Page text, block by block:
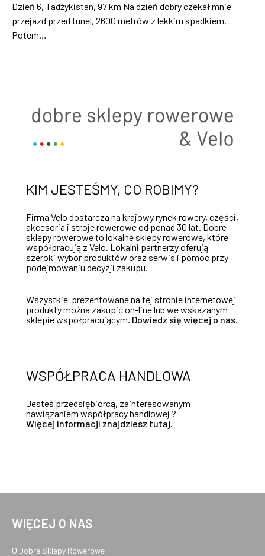
Dzień 6, Tadżykistan, 97 km Na dzień dobry czekał mnie
przejazd przed tunel, 2600 metrów z lekkim spadkiem.
Potem…
KIM JESTEŚMY, CO ROBIMY?
Firma Velo dostarcza na krajowy rynek rowery, części,
akcesoria i stroje rowerowe od ponad 30 lat. Dobre
sklepy rowerowe to lokalne sklepy rowerowe, które
współpracują z Velo. Lokalni partnerzy oferują
szeroki wybór produktów oraz serwis i pomoc przy
podejmowaniu decyzji zakupu.
Wszystkie prezentowane na tej stronie internetowej
produkty można zakupić on-line lub we wskazanym
sklepie współpracującym. Dowiedz się więcej o nas.
WSPÓŁPRACA HANDLOWA
Jesteś przedsiębiorcą, zainteresowanym
nawiązaniem współpracy handlowej ?
Więcej informacji znajdziesz tutaj.
WIĘCEJ O NAS
O Dobre Sklepy Rowerowe